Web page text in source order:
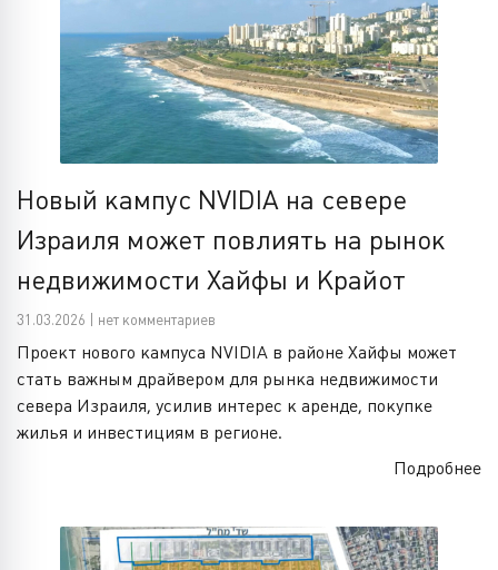
Новый кампус NVIDIA на севере
Израиля может повлиять на рынок
недвижимости Хайфы и Крайот
31.03.2026 | нет комментариев
Проект нового кампуса NVIDIA в районе Хайфы может
стать важным драйвером для рынка недвижимости
севера Израиля, усилив интерес к аренде, покупке
жилья и инвестициям в регионе.
Подробнее